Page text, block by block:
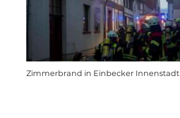
Zimmerbrand in Einbecker Innenstadt